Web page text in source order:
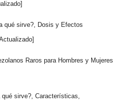
qué sirve?, Dosis y Efectos
Raros para Hombres y Mujeres
sirve?, Características,